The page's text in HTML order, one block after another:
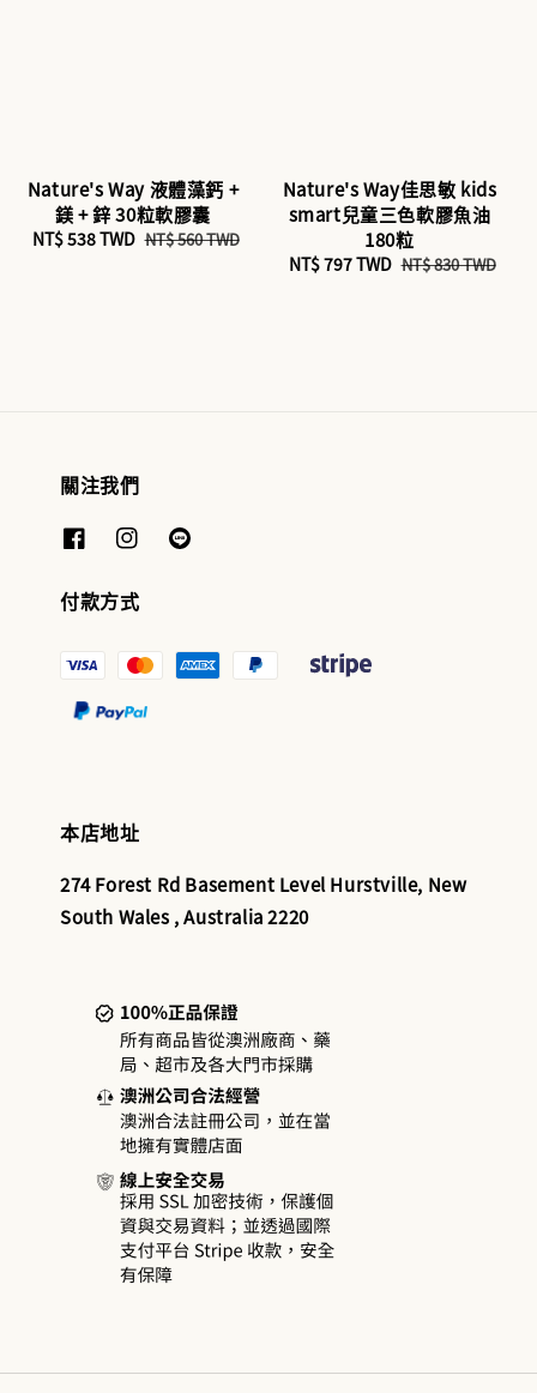
Nature's Way 液體藻鈣 +
鎂 + 鋅 30粒軟膠囊
Sale
NT$ 538 TWD Regular
NT$ 560 TWD
Nature's Way佳思敏 kids
smart兒童三色軟膠魚油
180粒
Sale
NT$ 797 TWD Regular
NT$ 830 TWD
關注我們
付款方式
本店地址
274 Forest Rd Basement Level Hurstville, New
South Wales , Australia 2220